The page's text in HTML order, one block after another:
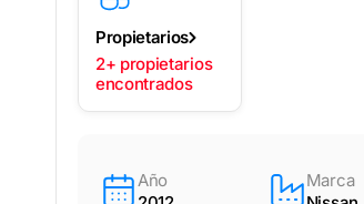
Propietarios
2+ propietarios
encontrados
Año
Marca